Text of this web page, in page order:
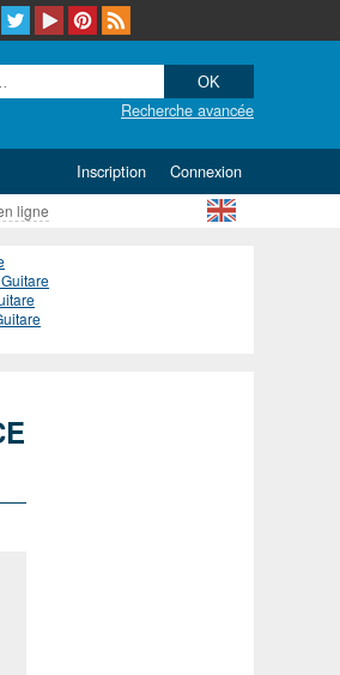
Recherche avancée
Connexion
Inscription
ligne